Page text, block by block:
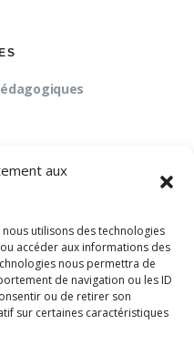
aux
utilisons des technologies
accéder aux informations des
nous permettra de
de navigation ou les ID
ou de retirer son
sur certaines caractéristiques